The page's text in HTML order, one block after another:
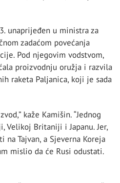
unaprijeđen u ministra za
zadaćom povećanja
Pod njegovim vodstvom,
proizvodnju oružja i razvila
raketa Paljanica, koji je sada
kaže Kamišin. “Jednog
Velikoj Britaniji i Japanu. Jer,
Tajvan, a Sjeverna Koreja
mislio da će Rusi odustati.